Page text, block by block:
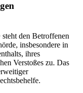
den Betroffenen
insbesondere in
ihres
Verstoßes zu. Das